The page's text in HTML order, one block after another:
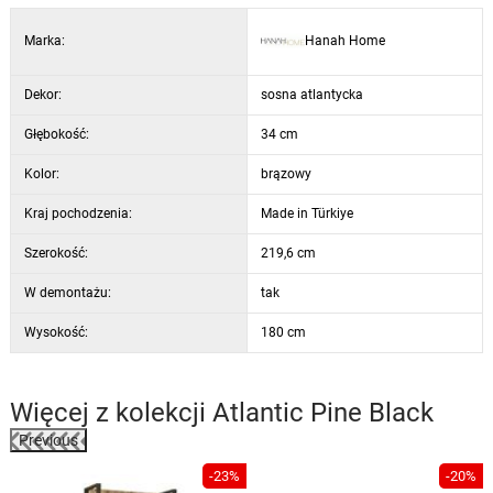
Marka: Hanah Home
Dekor: sosna atlantycka
Głębokość: 34 cm
Kolor: brązowy
Kraj pochodzenia: Made in Türkiye
Szerokość: 219,6 cm
W demontażu: tak
Wysokość: 180 cm
Więcej z kolekcji Atlantic Pine Black
Previous
-23% -20%